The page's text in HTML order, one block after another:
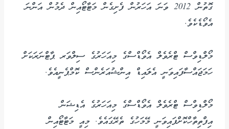
ގޮތުން 2012 ވަނަ އަހަރުން ފެށިގެން މަޓާޓޯއިން ދެމުން އަންނަ
އެވޯޑެކެވެ.
މޯލްޑިވްސް ޓްރެވެލް އެވޯޑްސްގެ މިއަހަރުގެ ސިލްވަރ ޕާޓްނަރަކަށް
ހަމަޖައްސާފައިވަނީ އެލައިޑް އިންޝުއަރެންސް ކޮމްޕެނީއެވެ.
މޯލްޑިވްސް ޓްރެވެލް އެވޯޑްސްގެ މިއަހަރުގެ އެޑިޝަން
އިފްތިތާހްކޮށްފައިވަނީ މޭމަހުގެ ތެރޭގައެވެ. މިއީ މަޓާޓޯއިން